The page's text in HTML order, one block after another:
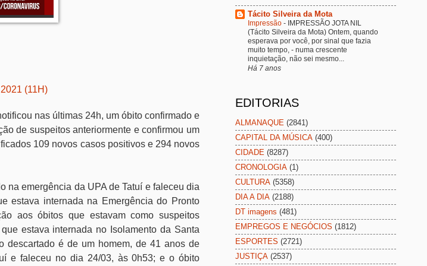
(11H)
nas últimas 24h, um óbito confirmado e
de suspeitos anteriormente e confirmou um
109 novos casos positivos e 294 novos
na emergência da UPA de Tatuí e faleceu dia
estava internada na Emergência do Pronto
aos óbitos que estavam como suspeitos
estava internada no Isolamento da Santa
descartado é de um homem, de 41 anos de
e faleceu no dia 24/03, às 0h53; e o óbito
Tácito Silveira da Mota
Impressão - IMPRESSÃO JOTA NIL
(Tácito Silveira da Mota) Ontem, quando
esperava por você, por sinal que fazia
muito tempo, - numa crescente
inquietação, não sei mesmo...
Há 7 anos
EDITORIAS
ALMANAQUE (2841)
CAPITAL DA MÚSICA (400)
CIDADE (8287)
CRONOLOGIA (1)
CULTURA (5358)
DIA A DIA (2188)
DT imagens (481)
EMPREGOS E NEGÓCIOS (1812)
ESPORTES (2721)
JUSTIÇA (2537)